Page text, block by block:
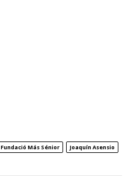
Fundació Más Sénior
Joaquín Asensio